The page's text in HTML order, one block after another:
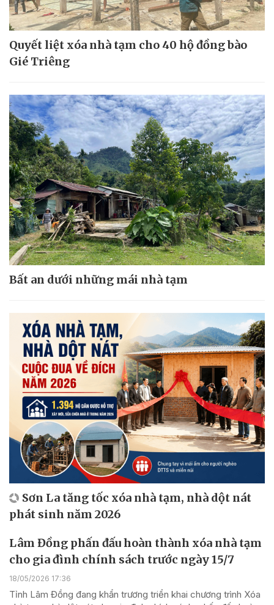
Quyết liệt xóa nhà tạm cho 40 hộ đồng bào
Gié Triêng
Bất an dưới những mái nhà tạm
Sơn La tăng tốc xóa nhà tạm, nhà dột nát
phát sinh năm 2026
Lâm Đồng phấn đấu hoàn thành xóa nhà tạm
cho gia đình chính sách trước ngày 15/7
18/05/2026 17:36
Tỉnh Lâm Đồng đang khẩn trương triển khai chương trình Xóa